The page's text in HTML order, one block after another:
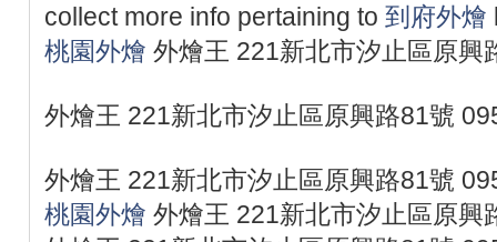
collect more info pertaining to 到府外燴
桃園外燴 外燴王 221新北市汐止區原
外燴王 221新北市汐止區原興路81號
外燴王 221新北市汐止區原興路81號
桃園外燴 外燴王 221新北市汐止區原